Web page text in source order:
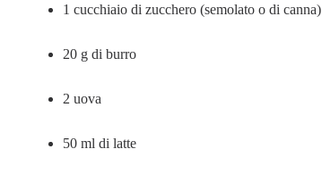
1 cucchiaio di zucchero (semolato o di canna)
20 g di burro
2 uova
50 ml di latte